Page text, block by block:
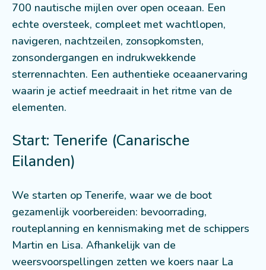
700 nautische mijlen over open oceaan. Een
echte oversteek, compleet met wachtlopen,
navigeren, nachtzeilen, zonsopkomsten,
zonsondergangen en indrukwekkende
sterrennachten. Een authentieke oceaanervaring
waarin je actief meedraait in het ritme van de
elementen.
Start: Tenerife (Canarische
Eilanden)
We starten op Tenerife, waar we de boot
gezamenlijk voorbereiden: bevoorrading,
routeplanning en kennismaking met de schippers
Martin en Lisa. Afhankelijk van de
weersvoorspellingen zetten we koers naar La